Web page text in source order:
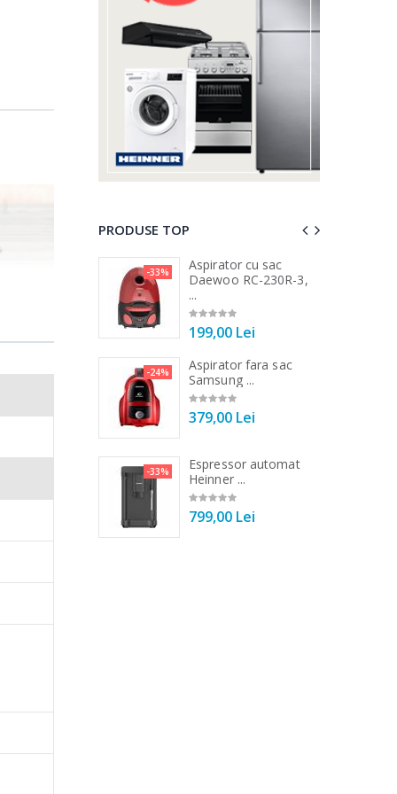
ca tu
PRODUSE TOP
Heinner
...
Lei
bucatarie
-33%
Aspirator cu sac
Daewoo RC-230R-3,
...
199,00 Lei
-24%
Aspirator fara sac
Samsung ...
379,00 Lei
-33%
Espressor automat
Heinner ...
799,00 Lei